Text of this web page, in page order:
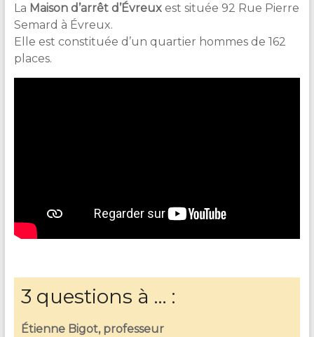
La Maison d’arrêt d’Évreuxest située 92 Rue Pierre
Semard à Évreux.
Elle est constituée d’un quartier hommes de 162
places.
3 questions à … :
Étienne Bigot, professeur